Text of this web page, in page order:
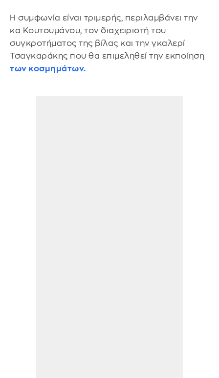
Η συμφωνία είναι τριμερής, περιλαμβάνει την
κα Κουτουμάνου, τον διαχειριστή του
συγκροτήματος της βίλας και την γκαλερί
Τσαγκαράκης που θα επιμεληθεί την εκποίηση
των κοσμημάτων.